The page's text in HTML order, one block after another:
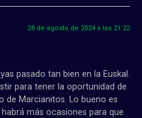
28 de agosto de 2024 a las 21:22
pasado tan bien en la Euskal.
para tener la oportunidad de
de Marcianitos. Lo bueno es
más ocasiones para que